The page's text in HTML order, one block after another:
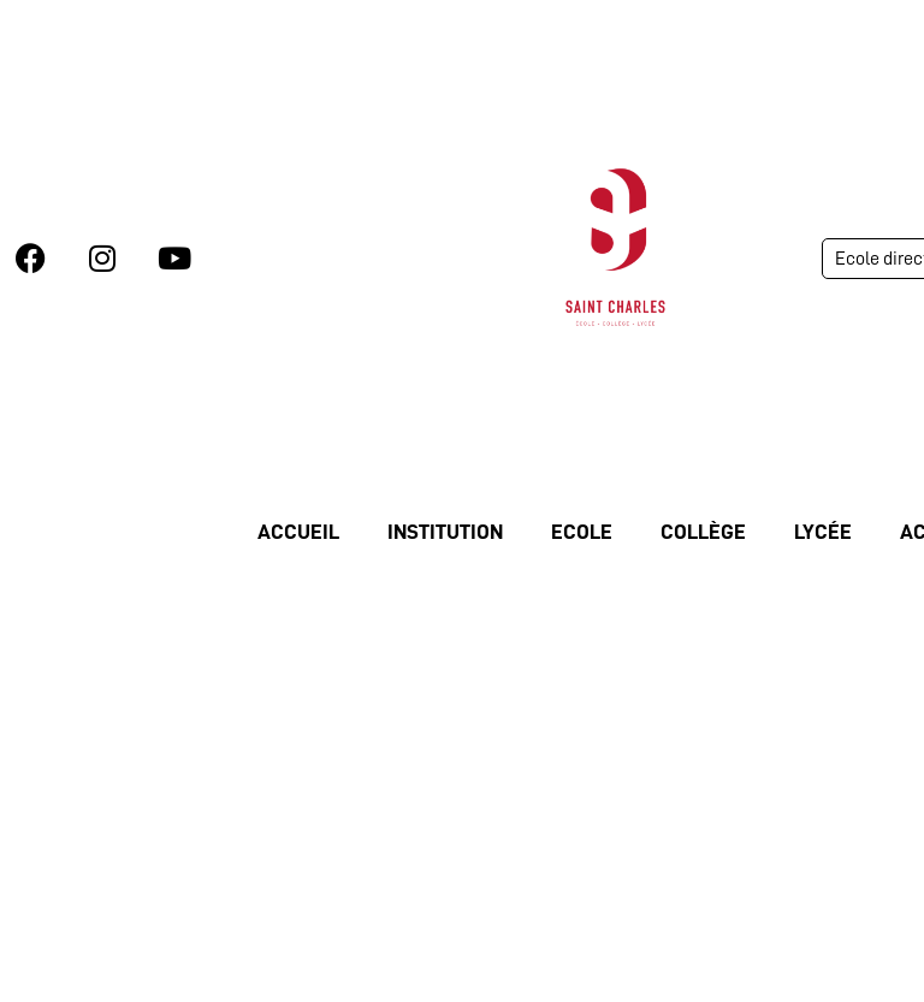
Ecole
ACCUEIL INSTITUTION ECOLE COLLÈGE LYCÉE